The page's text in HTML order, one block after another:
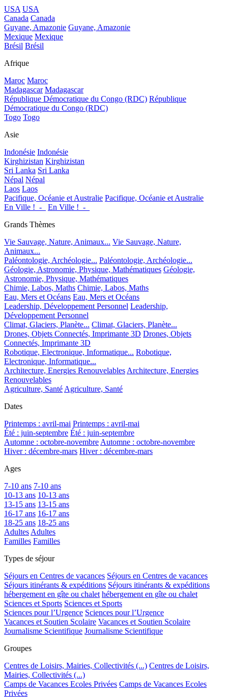
USA USA
Canada Canada
Guyane, Amazonie Guyane, Amazonie
Mexique Mexique
Brésil Brésil
Afrique
Maroc Maroc
Madagascar Madagascar
République Démocratique du Congo (RDC) République
Démocratique du Congo (RDC)
Togo Togo
Asie
Indonésie Indonésie
Kirghizistan Kirghizistan
Sri Lanka Sri Lanka
Népal Népal
Laos Laos
Pacifique, Océanie et Australie Pacifique, Océanie et Australie
En Ville !_-_
En Ville !_-_
Grands Thèmes
Vie Sauvage, Nature, Animaux... Vie Sauvage, Nature,
Animaux...
Paléontologie, Archéologie... Paléontologie, Archéologie...
Géologie, Astronomie, Physique, Mathématiques Géologie,
Astronomie, Physique, Mathématiques
Chimie, Labos, Maths Chimie, Labos, Maths
Eau, Mers et Océans Eau, Mers et Océans
Leadership, Développement Personnel Leadership,
Développement Personnel
Climat, Glaciers, Planète... Climat, Glaciers, Planète...
Drones, Objets Connectés, Imprimante 3D Drones, Objets
Connectés, Imprimante 3D
Robotique, Electronique, Informatique... Robotique,
Electronique, Informatique...
Architecture, Energies Renouvelables Architecture, Energies
Renouvelables
Agriculture, Santé Agriculture, Santé
Dates
Printemps : avril-mai Printemps : avril-mai
Été : juin-septembre Été : juin-septembre
Automne : octobre-novembre Automne : octobre-novembre
Hiver : décembre-mars Hiver : décembre-mars
Ages
7-10 ans 7-10 ans
10-13 ans 10-13 ans
13-15 ans 13-15 ans
16-17 ans 16-17 ans
18-25 ans 18-25 ans
Adultes Adultes
Familles Familles
Types de séjour
Séjours en Centres de vacances Séjours en Centres de vacances
Séjours itinérants & expéditions Séjours itinérants & expéditions
hébergement en gîte ou chalet hébergement en gîte ou chalet
Sciences et Sports Sciences et Sports
Sciences pour l’Urgence Sciences pour l’Urgence
Vacances et Soutien Scolaire Vacances et Soutien Scolaire
Journalisme Scientifique Journalisme Scientifique
Groupes
Centres de Loisirs, Mairies, Collectivités (...) Centres de Loisirs,
Mairies, Collectivités (...)
Camps de Vacances Ecoles Privées Camps de Vacances Ecoles
Privées